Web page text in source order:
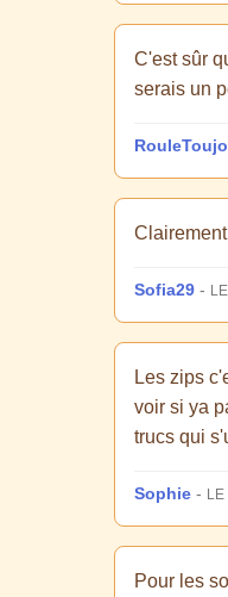
C'est sûr
serais un
Sofia29 -
Les zips
voir si ya
trucs qui
Sophie -
Pour les